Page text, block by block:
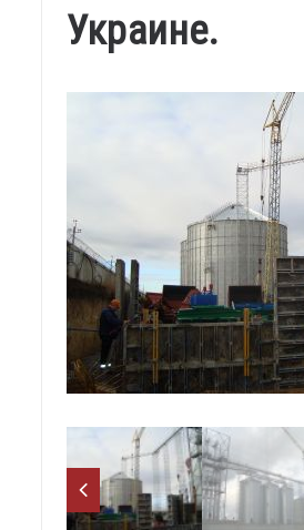
Украине.